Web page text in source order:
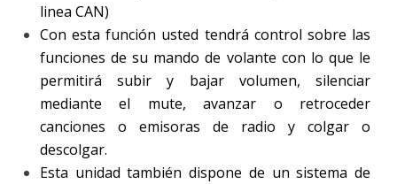
linea CAN)
Con esta función usted tendrá control sobre las
funciones de su mando de volante con lo que le
permitirá subir y bajar volumen, silenciar
mediante el mute, avanzar o retroceder
canciones o emisoras de radio y colgar o
descolgar.
Esta unidad también dispone de un sistema de